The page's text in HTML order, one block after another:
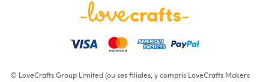
© LoveCrafts Group Limited (ou ses filiales, y compris LoveCrafts Makers